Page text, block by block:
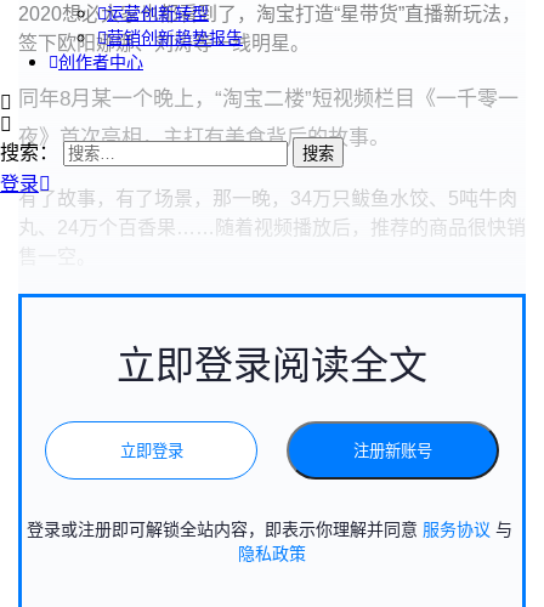
运营创新转型
营销创新趋势报告
创作者中心
搜索：
登录
2020想必大家也都看到了，淘宝打造“星带货”直播新玩法，
签下欧阳娜娜、刘涛等一线明星。
同年8月某一个晚上，“淘宝二楼”短视频栏目《一千零一
夜》首次亮相，主打有美食背后的故事。
有了故事，有了场景，那一晚，34万只鲅鱼水饺、5吨牛肉
丸、24万个百香果……随着视频播放后，推荐的商品很快销
立即登录阅读全文
立即登录 注册新账号
登录或注册即可解锁全站内容，即表示你理解并同意 服务协议 与
隐私政策